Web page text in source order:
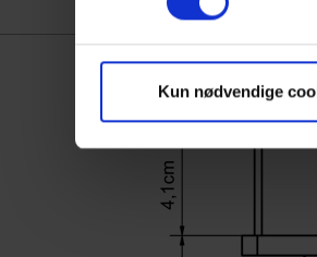
Dine valg anvendes på hele
Vi bruger cookies til at
vores trafik. Vi deler også
annonceringspartnere og
dem, eller som de har
Kun nødvendige